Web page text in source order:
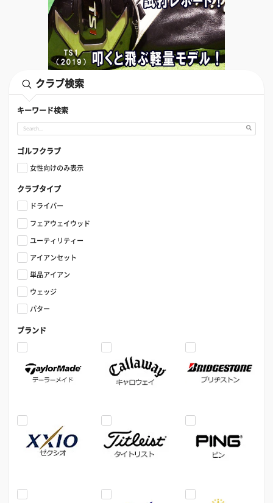
クラブ検索
キーワード検索
ゴルフクラブ
女性向けのみ表示
クラブタイプ
ドライバー
フェアウェイウッド
ユーティリティー
アイアンセット
単品アイアン
ウェッジ
パター
ブランド